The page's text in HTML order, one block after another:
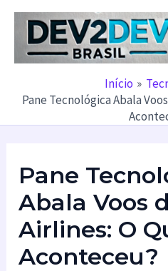
Início
Pane Tecnológica Abala
Pane
Abala Voos
Airlines: O
Aconteceu?